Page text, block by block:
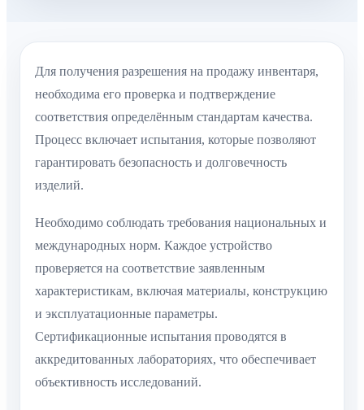
Для получения разрешения на продажу инвентаря,
необходима его проверка и подтверждение
соответствия определённым стандартам качества.
Процесс включает испытания, которые позволяют
гарантировать безопасность и долговечность
изделий.
Необходимо соблюдать требования национальных и
международных норм. Каждое устройство
проверяется на соответствие заявленным
характеристикам, включая материалы, конструкцию
и эксплуатационные параметры.
Сертификационные испытания проводятся в
аккредитованных лабораториях, что обеспечивает
объективность исследований.